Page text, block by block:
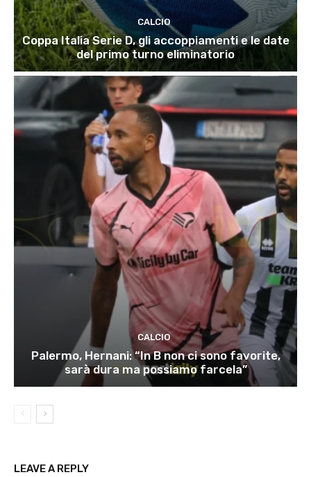
CALCIO
Coppa Italia Serie D, gli accoppiamenti e le date
del primo turno eliminatorio
CALCIO
Palermo, Hernani: “In B non ci sono favorite,
sarà dura ma possiamo farcela”
LEAVE A REPLY